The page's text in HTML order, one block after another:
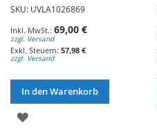
SKU: UVLA1026869
69,00 €
zzgl. Versand
57,98 €
zzgl. Versand
In den Warenkorb
ZUR